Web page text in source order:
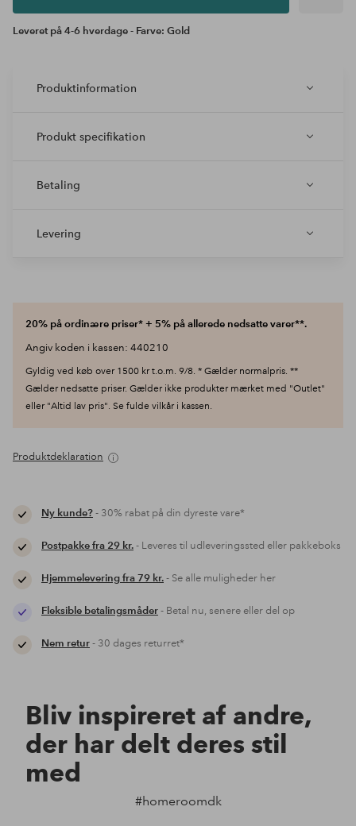
Leveret på 4-6 hverdage - Farve: Gold
Produktinformation
Produkt specifikation
Betaling
Levering
20% på ordinære priser* + 5% på allerede nedsatte varer**.
Angiv koden i kassen: 440210
Gyldig ved køb over 1500 kr t.o.m. 9/8. * Gælder normalpris. **
Gælder nedsatte priser. Gælder ikke produkter mærket med "Outlet"
eller "Altid lav pris". Se fulde vilkår i kassen.
Produktdeklaration
Ny kunde?- 30% rabat på din dyreste vare*
Postpakke fra 29 kr.- Leveres til udleveringssted eller pakkeboks
Hjemmelevering fra 79 kr.- Se alle muligheder her
Fleksible betalingsmåder- Betal nu, senere eller del op
Nem retur- 30 dages returret*
Bliv inspireret af andre,
der har delt deres stil
med
#homeroomdk